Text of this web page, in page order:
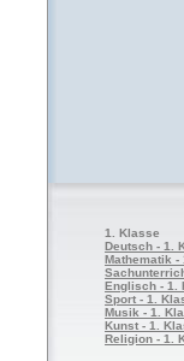
1. Klasse
Deutsch - 1.
Mathematik -
Englisch - 1.
Sport - 1.
Musik - 1.
Kunst - 1.
Religion - 1.